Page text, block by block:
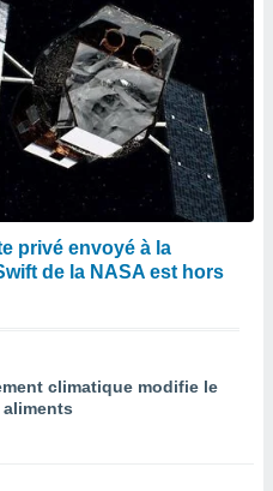
privé envoyé à la
de la NASA est hors
climatique modifie le